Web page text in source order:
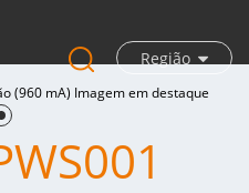
Região